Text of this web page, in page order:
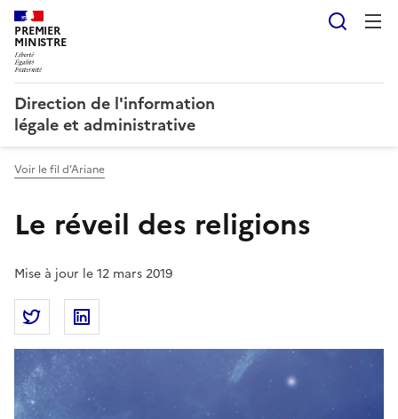
PREMIER
MINISTRE
Direction de l'information
légale et administrative
Voir le fil d’Ariane
Le réveil des religions
Mise à jour le 12 mars 2019
Partager la page
Partager Le réveil des religions sur Twitter